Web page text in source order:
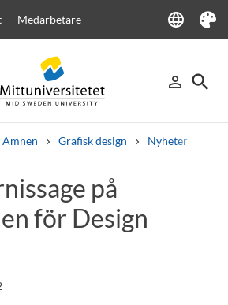
Medarbetare language
Language
Tema
person_outline
Logga in
search
Sök
Ämnen Grafisk design Nyheter
Kursplaner Välkomstbrev
på
för Design